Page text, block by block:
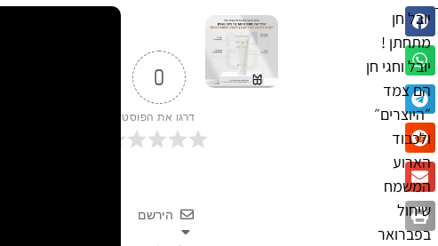
יובל חן
מתחתן !
יובל וחגי חן
הם צמד
״היוצרים״
ולכבוד
הארוע
המשמח
שיחול
בפברואר
0
דרגו את הפוסט
הירשם